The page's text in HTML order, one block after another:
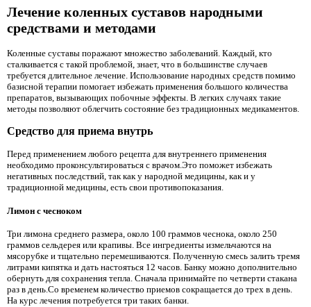
Лечение коленных суставов народными
средствами и методами
Коленные суставы поражают множество заболеваний. Каждый, кто
сталкивается с такой проблемой, знает, что в большинстве случаев
требуется длительное лечение. Использование народных средств помимо
базисной терапии помогает избежать применения большого количества
препаратов, вызывающих побочные эффекты. В легких случаях такие
методы позволяют облегчить состояние без традиционных медикаментов.
Средство для приема внутрь
Перед применением любого рецепта для внутреннего применения
необходимо проконсультироваться с врачом.Это поможет избежать
негативных последствий, так как у народной медицины, как и у
традиционной медицины, есть свои противопоказания.
Лимон с чесноком
Три лимона среднего размера, около 100 граммов чеснока, около 250
граммов сельдерея или крапивы. Все ингредиенты измельчаются на
мясорубке и тщательно перемешиваются. Полученную смесь залить тремя
литрами кипятка и дать настояться 12 часов. Банку можно дополнительно
обернуть для сохранения тепла. Сначала принимайте по четверти стакана
раз в день.Со временем количество приемов сокращается до трех в день.
На курс лечения потребуется три таких банки.